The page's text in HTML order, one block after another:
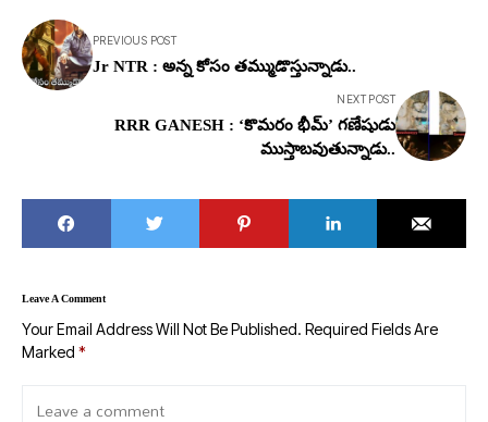
PREVIOUS POST
Jr NTR : అన్న కోసం తమ్ముడొస్తున్నాడు..
NEXT POST
RRR GANESH : ‘కొమరం భీమ్’ గణేషుడు
ముస్తాబవుతున్నాడు..
Leave A Comment
Your Email Address Will Not Be Published. Required Fields Are
Marked *